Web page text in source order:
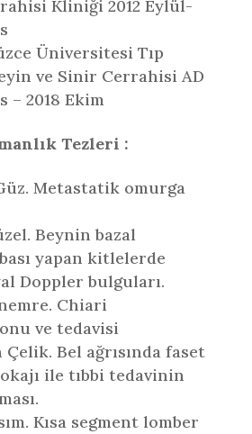
Kliniği 2012 Eylül-
Üniversitesi Tıp
ve Sinir Cerrahisi AD
– 2018 Ekim
Tezleri :
Metastatik omurga
Beynin bazal
yapan kitlelerde
Doppler bulguları.
Chiari
ve tedavisi
Bel ağrısında faset
ile tıbbi tedavinin
Kısa segment lomber